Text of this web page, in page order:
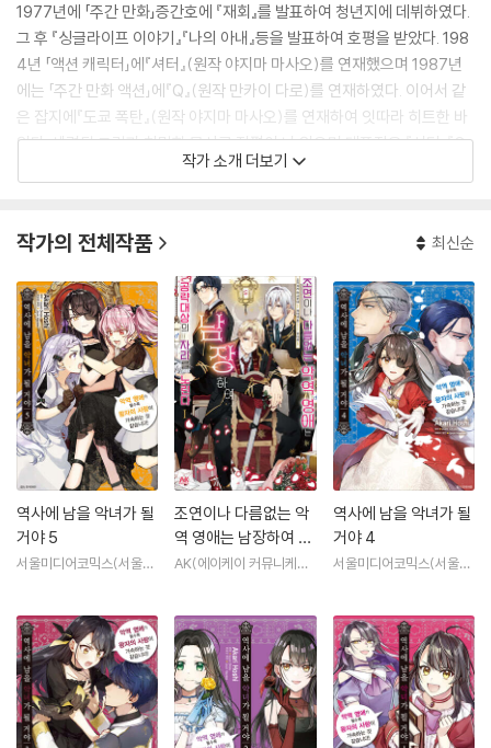
1977년에 「주간 만화」증간호에 『재회』를 발표하여 청년지에 데뷔하였다.
그 후 『싱글라이프 이야기』『나의 아내』등을 발표하여 호평을 받았다. 198
4년 「액션 캐릭터」에『셔터』(원작 야지마 마사오)를 연재했으며 1987년
에는 「주간 만화 액션」에『Q』(원작 만카이 다로)를 연재하였다. 이어서 같
은 잡지에『도쿄 폭탄』(원작 야지마 마사오)를 연재하여 잇따라 히트한 바
있다. 세련된 그림과 치밀한 묘사로 정평이 나 있으며 대표작은 『셔터』『Q』
『헤이세이 바보 인명록』『싫은 놈』『도쿄 폭탄』『기적의 프로젝트 X 택배의
작가 소개 더보기
작가의 전체작품 최신순
역사에 남을 악녀가 될
거야 5
서울미디어코믹스(서울문
조연이나 다름없는 악
역 영애는 남장하여 공
략대상의 자리를 노린
AK(에이케이 커뮤니케이
역사에 남을 악녀가 될
거야 4
서울미디어코믹스(서울문